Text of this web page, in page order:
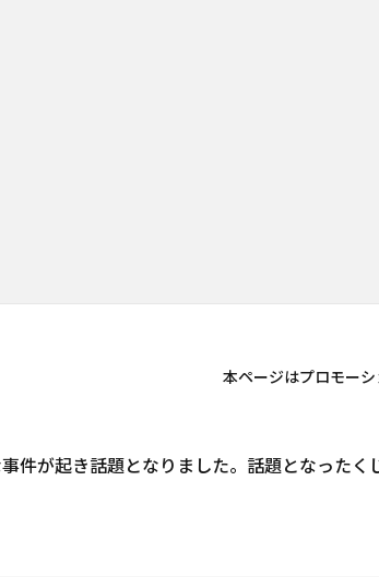
本ページはプロモーシ
件が起き話題となりました。話題となったく